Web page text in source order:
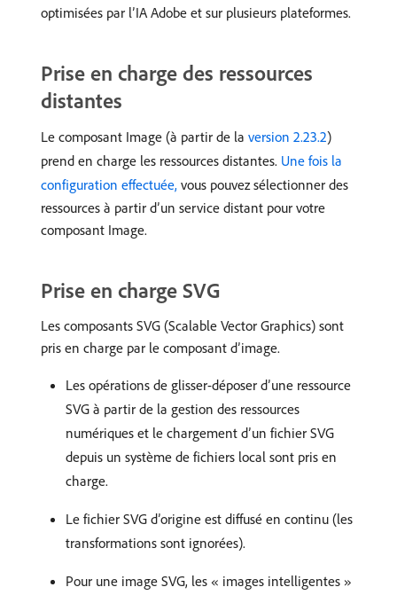
optimisées par l’IA Adobe et sur plusieurs plateformes.
Prise en charge des ressources
distantes
Le composant Image (à partir de la version 2.23.2)
prend en charge les ressources distantes. Une fois la
configuration effectuée, vous pouvez sélectionner des
ressources à partir d’un service distant pour votre
composant Image.
Prise en charge SVG
Les composants SVG (Scalable Vector Graphics) sont
pris en charge par le composant d’image.
Les opérations de glisser-déposer d’une ressource
SVG à partir de la gestion des ressources
numériques et le chargement d’un fichier SVG
depuis un système de fichiers local sont pris en
charge.
Le fichier SVG d’origine est diffusé en continu (les
transformations sont ignorées).
Pour une image SVG, les « images intelligentes »